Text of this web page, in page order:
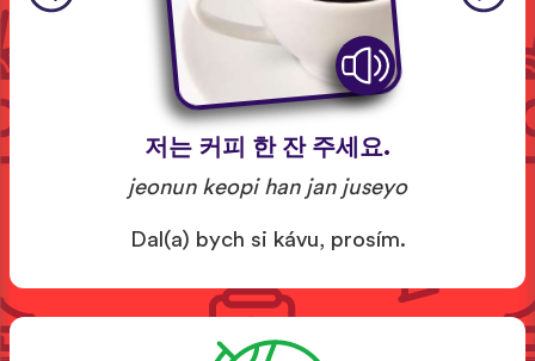
저는 커피 한 잔 주세요.
jeonun keopi han jan juseyo
Dal(a) bych si kávu, prosím.